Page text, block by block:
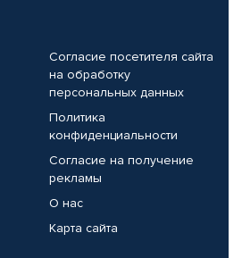
Согласие посетителя сайта
на обработку
персональных данных
Политика
конфиденциальности
Согласие на получение
рекламы
О нас
Карта сайта